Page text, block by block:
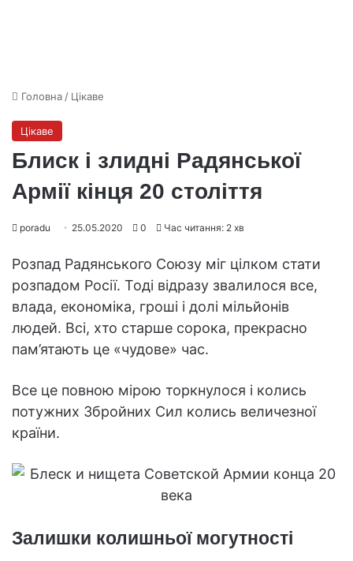
Головна / Цікаве
Цікаве
Блиск і злидні Радянської
Армії кінця 20 століття
poradu 25.05.2020 0 Час читання: 2 хв
Розпад Радянського Союзу міг цілком стати
розпадом Росії. Тоді відразу звалилося все,
влада, економіка, гроші і долі мільйонів
людей. Всі, хто старше сорока, прекрасно
пам’ятають це «чудове» час.
Все це повною мірою торкнулося і колись
потужних Збройних Сил колись величезної
країни.
Залишки колишньої могутності